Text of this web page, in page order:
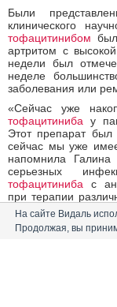
Были
клинического
тофацитинибом
артритом с
недели был
неделе
заболевания или
«Сейчас уже
тофацитиниба у
Этот препарат был
сейчас мы уже
напомнила Галина
серьезных
тофацитиниба с
при терапии
препаратами,
ревматоидного
восемь, можно
На сайте Видаль
Продолжая, вы